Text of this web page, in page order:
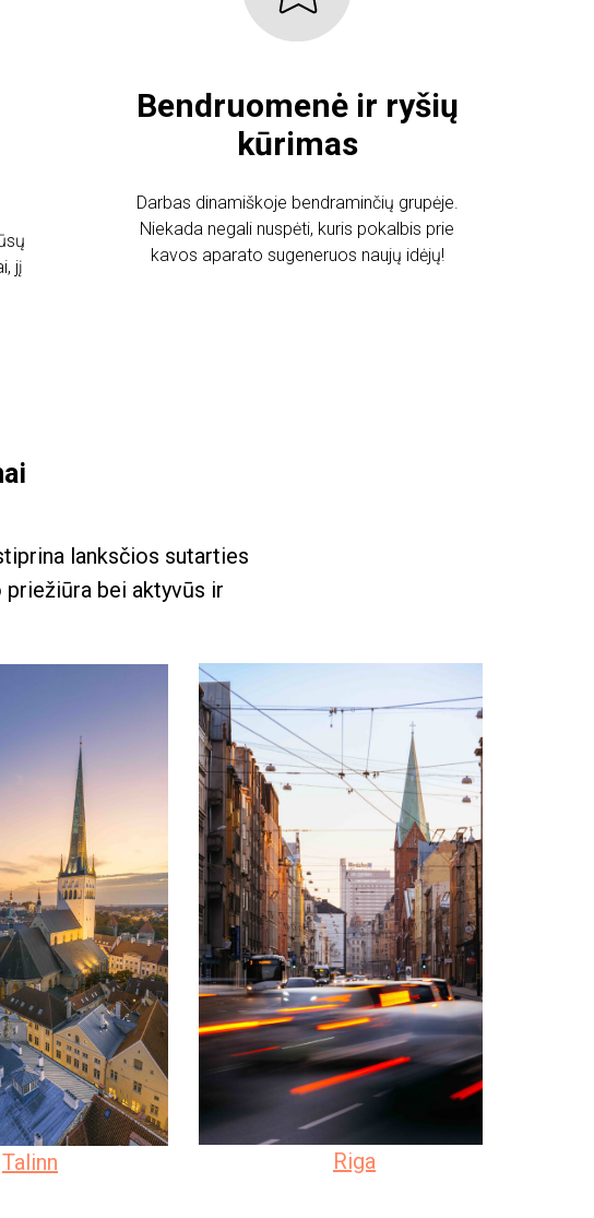
jį
Bendruomenė ir ryšių
kūrimas
Darbas dinamiškoje bendraminčių grupėje.
Niekada negali nuspėti, kuris pokalbis prie
kavos aparato sugeneruos naujų idėjų!
Talinn Riga
lanksčios sutarties
bei aktyvūs ir